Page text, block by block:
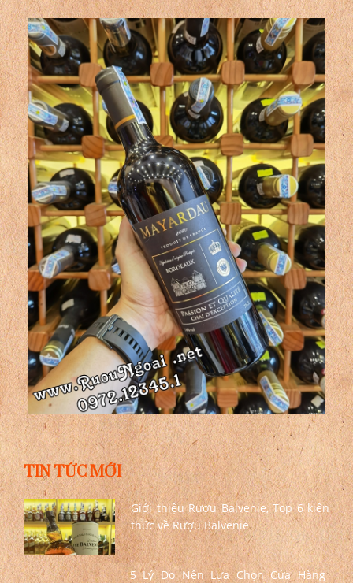
TIN TỨC MỚI
Giới thiệu Rượu Balvenie, Top 6 kiến
thức về Rượu Balvenie
5 Lý Do Nên Lựa Chọn Cửa Hàng